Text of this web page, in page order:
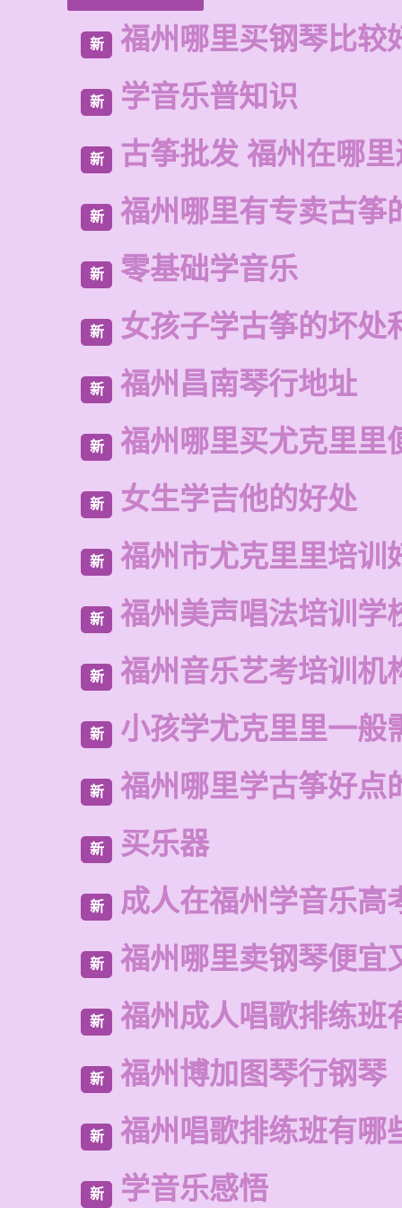
新 福州哪里买钢琴比较
新 学音乐普知识
新 古筝批发 福州在哪
新 福州哪里有专卖古筝
新 零基础学音乐
新 女孩子学古筝的坏处
新 福州昌南琴行地址
新 福州哪里买尤克里里
新 女生学吉他的好处
新 福州市尤克里里培训
新 福州美声唱法培训学
新 福州音乐艺考培训机
新 小孩学尤克里里一般
新 福州哪里学古筝好点
新 买乐器
新 成人在福州学音乐高
新 福州哪里卖钢琴便宜
新 福州成人唱歌排练班
新 福州博加图琴行钢琴
新 福州唱歌排练班有哪
新 学音乐感悟